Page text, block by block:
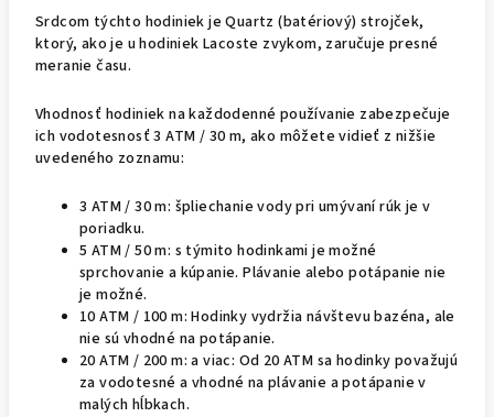
Srdcom týchto hodiniek je Quartz (batériový) strojček,
ktorý, ako je u hodiniek Lacoste zvykom, zaručuje presné
meranie času.
Vhodnosť hodiniek na každodenné používanie zabezpečuje
ich vodotesnosť 3 ATM / 30 m, ako môžete vidieť z nižšie
uvedeného zoznamu:
3 ATM / 30 m: špliechanie vody pri umývaní rúk je v
poriadku.
5 ATM / 50 m: s týmito hodinkami je možné
sprchovanie a kúpanie. Plávanie alebo potápanie nie
je možné.
10 ATM / 100 m: Hodinky vydržia návštevu bazéna, ale
nie sú vhodné na potápanie.
20 ATM / 200 m: a viac: Od 20 ATM sa hodinky považujú
za vodotesné a vhodné na plávanie a potápanie v
malých hĺbkach.